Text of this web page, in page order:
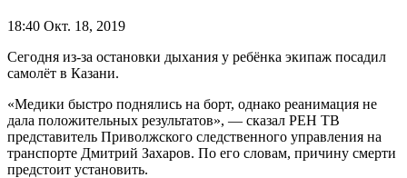
18:40 Окт. 18, 2019
Сегодня из-за остановки дыхания у ребёнка экипаж посадил
самолёт в Казани.
«Медики быстро поднялись на борт, однако реанимация не
дала положительных результатов», — сказал РЕН ТВ
представитель Приволжского следственного управления на
транспорте Дмитрий Захаров. По его словам, причину смерти
предстоит установить.